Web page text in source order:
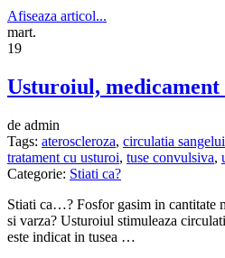
Afiseaza articol...
mart.
19
Usturoiul,
de admin
Tags: ateroscleroza, circulatia sangelui
tratament cu usturoi, tuse convulsiva,
Categorie: Stiati ca?
Stiati ca…? Fosfor gasim in cantitate
si varza? Usturoiul stimuleaza
este indicat in tusea …